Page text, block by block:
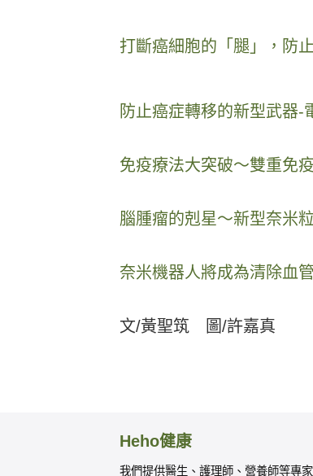
打斷癌細胞的「腿」，防
防止癌症轉移的新型武器-
免疫療法大突破～雙重免
腦腫瘤的剋星～新型奈米
奈米機器人將成為清除血
文/黃聖筑 圖/許嘉真
Heho健康
我們提供醫生、護理師、營養師等專